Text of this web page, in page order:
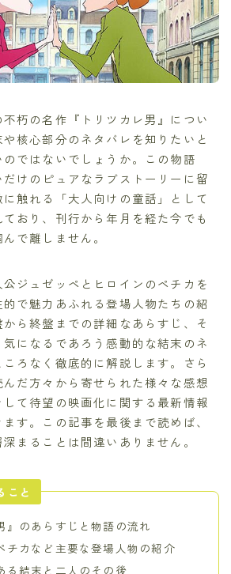
朽の名作『トリツカレ男』につい
核心部分のネタバレを知りたいと
ではないでしょうか。この物語
けのピュアなラブストーリーに留
触れる「大人向けの童話」として
おり、刊行から年月を経た今でも
で離しません。
ジュゼッペとヒロインのペチカを
で魅力あふれる登場人物たちの紹
ら終盤までの詳細なあらすじ、そ
になるであろう感動的な結末のネ
ろなく徹底的に解説します。さら
だ方々から寄せられた様々な感想
て待望の映画化に関する最新情報
す。この記事を最後まで読めば、
まることは間違いありません。
こと
』のあらすじと物語の流れ
チカなど主要な登場人物の紹介
る結末と二人のその後